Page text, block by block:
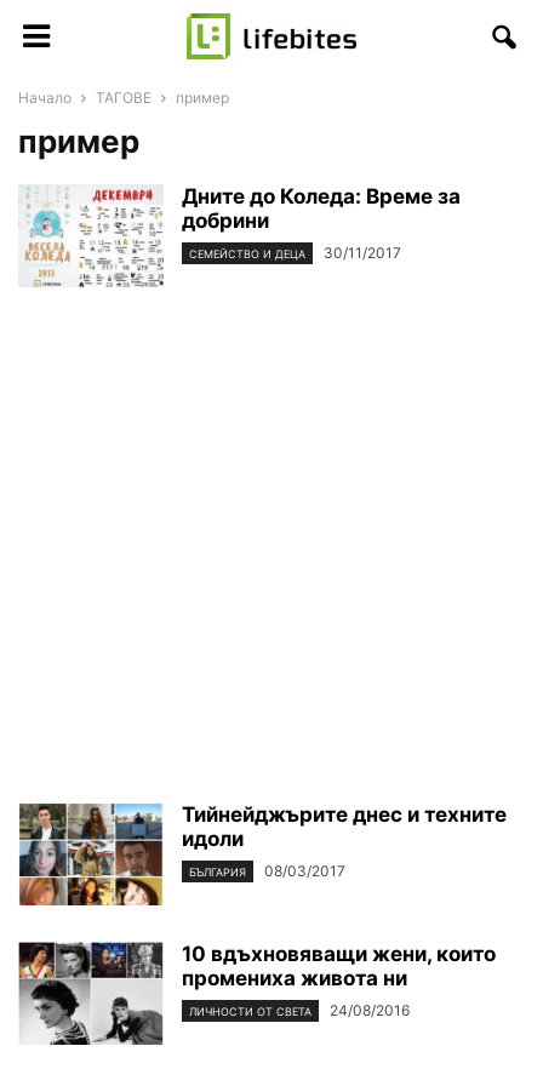
Начало ТАГОВЕ пример
пример
Дните до Коледа: Време за
добрини
СЕМЕЙСТВО И ДЕЦА 30/11/2017
Тийнейджърите днес и техните
идоли
БЪЛГАРИЯ 08/03/2017
10 вдъхновяващи жени, които
промениха живота ни
ЛИЧНОСТИ ОТ СВЕТА 24/08/2016